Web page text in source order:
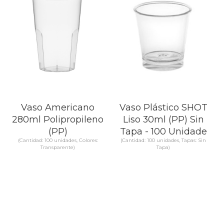
Vaso Americano
280ml Polipropileno
(PP)
(Cantidad: 100 unidades, Colores:
Transparente)
Vaso Plástico SHOT
Liso 30ml (PP) Sin
Tapa - 100 Unidade
(Cantidad: 100 unidades, Tapas: Sin
Tapa)